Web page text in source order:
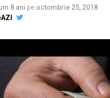
8 ani pe octombrie 25, 2018